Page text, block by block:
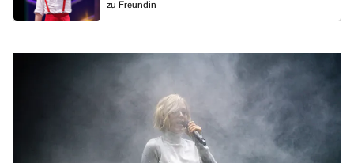
zu Freundin